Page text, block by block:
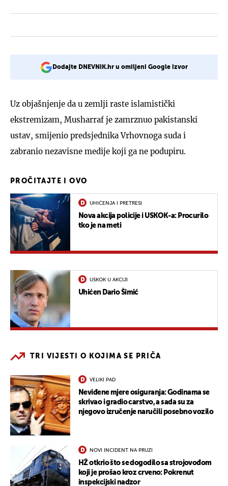
Dodajte DNEVNIK.hr u omiljeni Google izvor
Uz objašnjenje da u zemlji raste islamistički
ekstremizam, Musharraf je zamrznuo pakistanski
ustav, smijenio predsjednika Vrhovnoga suda i
zabranio nezavisne medije koji ga ne podupiru.
PROČITAJTE I OVO
UHIĆENJA I PRETRESI
Nova akcija policije i USKOK-a: Procurilo
tko je na meti
USKOK U AKCIJI
Uhićen Dario Šimić
TRI VIJESTI O KOJIMA SE PRIČA
VELIKI PAD
Neviđene mjere osiguranja: Godinama se
skrivao i gradio carstvo, a sada su za
njegovo izručenje naručili posebno vozilo
NOVI INCIDENT NA PRUZI
HŽ otkrio što se dogodilo sa strojovođom
koji je prošao kroz crveno: Pokrenut
inspekcijski nadzor